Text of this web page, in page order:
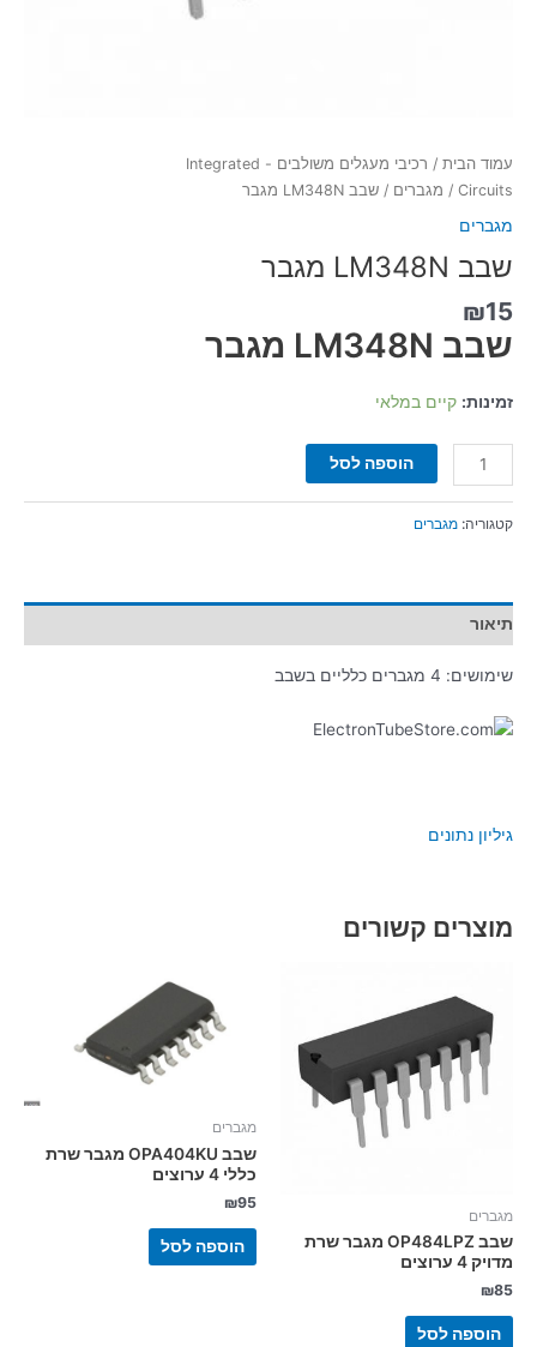
עמוד הבית /
רכיבי מעגלים משולבים - Integrated
Circuits
/ מגברים / שבב LM348N מגבר
מגברים
שבב LM348N מגבר
₪15
שבב LM348N מגבר
זמינות: קיים במלאי
הוספה לסל
קטגוריה: מגברים
תיאור
שימושים: 4 מגברים כלליים בשבב
גיליון נתונים
מוצרים קשורים
מגברים
שבב OP484LPZ מגבר שרת
מדויק 4 ערוצים
₪85
הוספה לסל
מגברים
שבב OPA404KU מגבר שרת
כללי 4 ערוצים
₪95
הוספה לסל